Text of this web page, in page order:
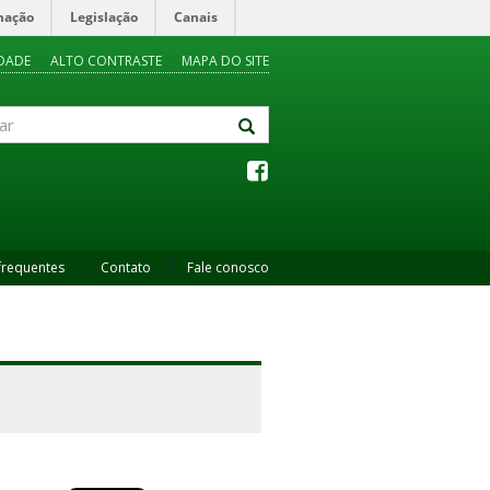
Legislação Canais
ALTO CONTRASTE MAPA DO SITE
Contato Fale conosco